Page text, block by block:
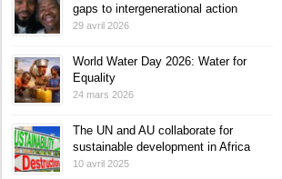
gaps to intergenerational action
29 avril 2026
World Water Day 2026: Water for
Equality
24 mars 2026
The UN and AU collaborate for
sustainable development in Africa
10 avril 2025